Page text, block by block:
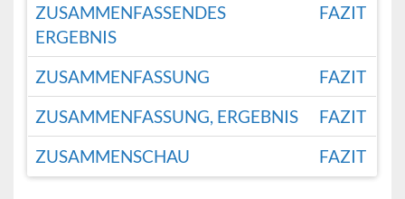
ZUSAMMENFASSENDES
ERGEBNIS
FAZIT
ZUSAMMENFASSUNG
FAZIT
ZUSAMMENFASSUNG, ERGEBNIS
FAZIT
ZUSAMMENSCHAU
FAZIT